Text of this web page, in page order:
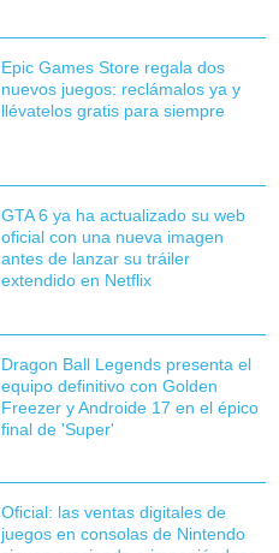
Epic Games Store regala dos
nuevos juegos: reclámalos ya y
llévatelos gratis para siempre
GTA 6 ya ha actualizado su web
oficial con una nueva imagen
antes de lanzar su tráiler
extendido en Netflix
Dragon Ball Legends presenta el
equipo definitivo con Golden
Freezer y Androide 17 en el épico
final de 'Super'
Oficial: las ventas digitales de
juegos en consolas de Nintendo